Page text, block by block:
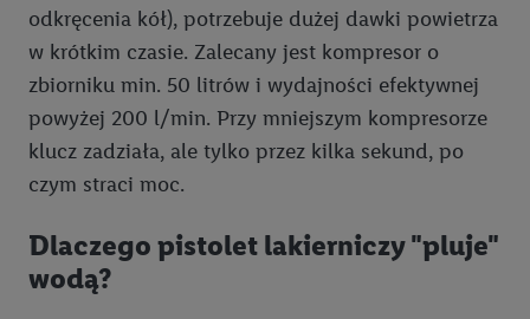
odkręcenia kół), potrzebuje dużej dawki powietrza
w krótkim czasie. Zalecany jest kompresor o
zbiorniku min. 50 litrów i wydajności efektywnej
powyżej 200 l/min. Przy mniejszym kompresorze
klucz zadziała, ale tylko przez kilka sekund, po
czym straci moc.
Dlaczego pistolet lakierniczy "pluje"
wodą?